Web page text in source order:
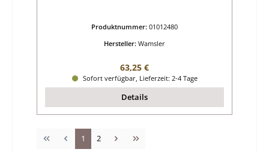
Produktnummer: 01012480
Hersteller: Wamsler
Regulärer Preis:
63,25 €
Sofort verfügbar, Lieferzeit: 2-4 Tage
Details
Seite
1 Seite
2